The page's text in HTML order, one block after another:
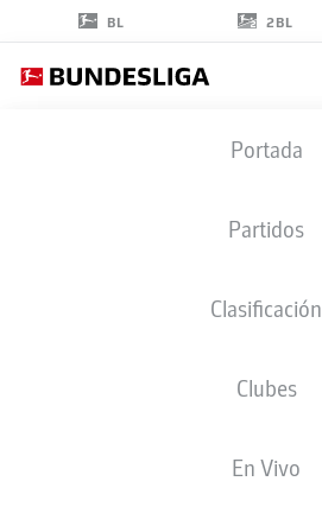
BL 2BL
Portada
Partidos
Clasificación
Clubes
En Vivo